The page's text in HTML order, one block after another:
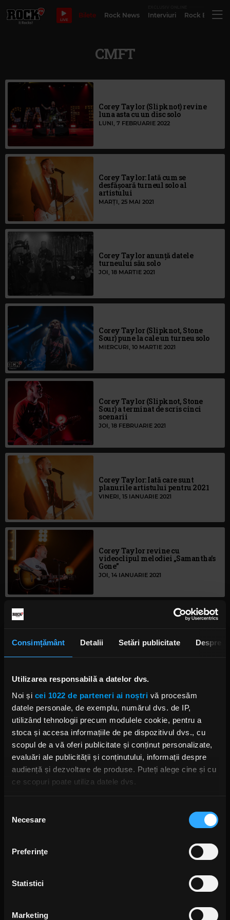
Consimțământ Detalii Setări publicitate Despre
Utilizarea responsabilă a datelor dvs.
Noi și cei 1022 de parteneri ai noștri vă procesăm
datele personale, de exemplu, numărul dvs. de IP,
utilizând tehnologii precum modulele cookie, pentru a
stoca și accesa informațiile de pe dispozitivul dvs., cu
scopul de a vă oferi publicitate și conținut personalizate,
evaluări ale publicității și conținutului, informații despre
audiență și dezvoltare de produse. Puteți alege cine și cu
ce scopuri poate utiliza datele dvs.
Să colectăm informațiile cu privire la locația dvs.
Să vă identificăm dispozitivul scanândul-l în mod
activ după caracteristici specifice (amprentare)
dvs. personale și configurați-vă preferințele la
secțiunea
consimțământului
Necesare
Preferinţe
Statistici
Marketing
LIVE
Bilete Rock News Interviuri Rock
CMFT
Corey Taylor (Slipknot) revine
luna asta cu un disc solo
LUNI, 7 FEBRUARIE 2022
Corey Taylor: Iată cum se
desfășoară turneul solo al
artistului
MARȚI, 25 MAI 2021
Corey Taylor anunță datele
turneului său solo
JOI, 18 MARTIE 2021
Corey Taylor (Slipknot, Stone
Sour) pune la cale un turneu solo
MIERCURI, 10 MARTIE 2021
Corey Taylor (Slipknot, Stone
Sour) a terminat de scris cinci
scenarii
JOI, 18 FEBRUARIE 2021
Corey Taylor: Iată care sunt
planurile artistului pentru 2021
VINERI, 15 IANUARIE 2021
Corey Taylor revine cu
videoclipul melodiei „Samantha’s
Gone”
JOI, 14 IANUARIE 2021
LUNI, 26 OCTOMBRIE 2020
Corey Taylor vorbește despre cele
mai proaste investiții ale sale
VINERI, 16 OCTOMBRIE 2020
Slipknot deja au început să
discute idei pentru un nou album
Corey Taylor a lansat un cover
după melodia „Ace Of Spades”